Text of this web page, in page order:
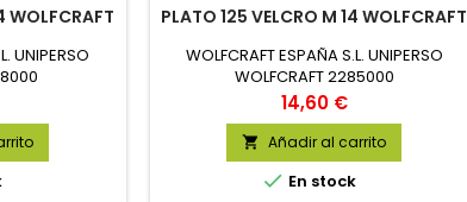
WOLFCRAFT
UNIPERSO
PLATO 125 VELCRO M 14 WOLFCRAFT
WOLFCRAFT ESPAÑA S.L. UNIPERSO
WOLFCRAFT 2285000
Precio
14,60 €
 Añadir al carrito
 En stock